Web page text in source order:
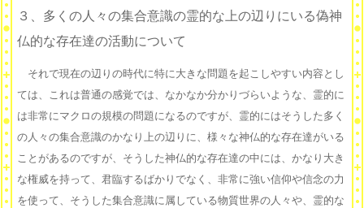
３、多くの人々の集合意識の霊的な上の辺りにいる偽神
仏的な存在達の活動について
それで現在の辺りの時代に特に大きな問題を起こしやすい内容とし
ては、これは普通の感覚では、なかなか分かりづらいような、霊的に
は非常にマクロの規模の問題になるのですが、霊的にはそうした多く
の人々の集合意識のかなり上の辺りに、様々な神仏的な存在達がいる
ことがあるのですが、そうした神仏的な存在達の中には、かなり大き
な権威を持って、君臨するばかりでなく、非常に強い信仰や信念の力
を使って、そうした集合意識に属している物質世界の人々や、霊的な